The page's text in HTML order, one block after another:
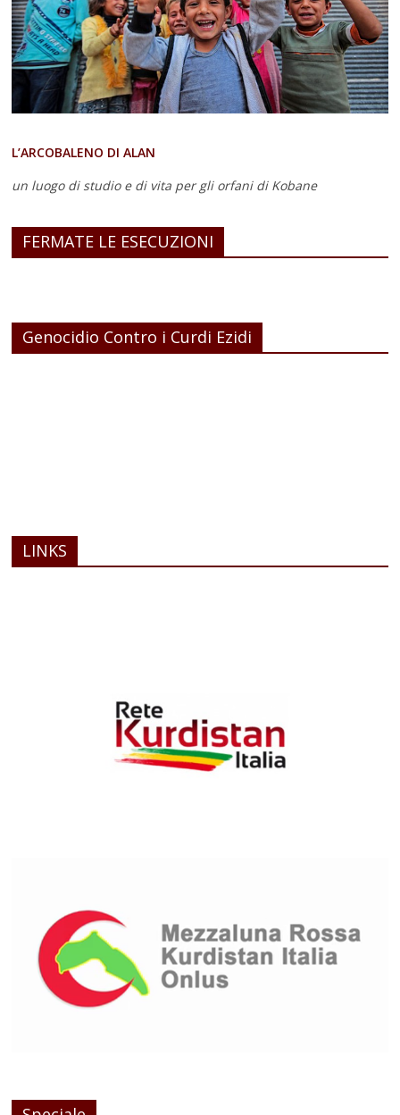
L’ARCOBALENO DI ALAN
un luogo di studio e di vita per gli orfani di Kobane
FERMATE LE ESECUZIONI
Genocidio Contro i Curdi Ezidi
Speciale